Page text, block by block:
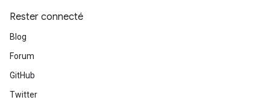
Rester connecté
Blog
Forum
GitHub
Twitter